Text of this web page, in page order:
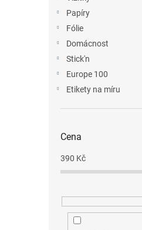
Papíry
Fólie
Domácnost
Stick'n
Europe 100
Etikety na míru
Cena
390 Kč